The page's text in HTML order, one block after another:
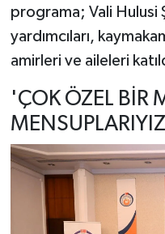
programa; Vali Hulusi
yardımcıları,
amirleri ve aileleri
'ÇOK ÖZEL BİR